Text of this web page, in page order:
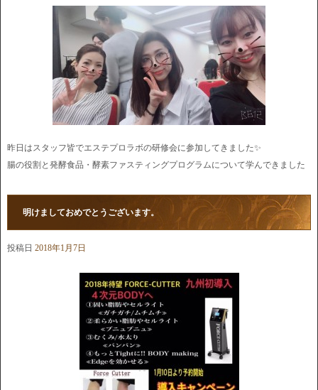
昨日はスタッフ皆でエステプロラボの研修会に参加してきました✨
腸の役割と発酵食品・酵素ファスティングプログラムについて学んできました
明けましておめでとうございます。
投稿日 2018年1月7日